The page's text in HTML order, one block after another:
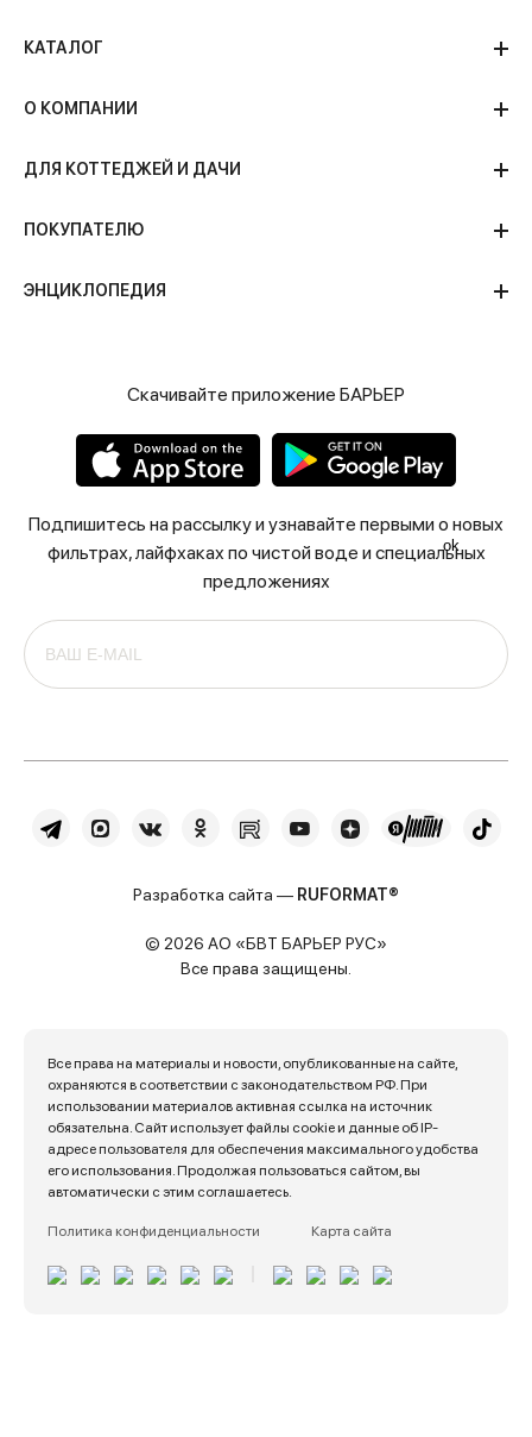
КАТАЛОГ
О КОМПАНИИ
ДЛЯ КОТТЕДЖЕЙ И ДАЧИ
ПОКУПАТЕЛЮ
ЭНЦИКЛОПЕДИЯ
Скачивайте приложение БАРЬЕР
Подпишитесь на рассылку и узнавайте первыми о новых
фильтрах, лайфхаках по чистой воде и специальных
предложениях
ok
Разработка сайта — RUFORMAT®
© 2026 АО «БВТ БАРЬЕР РУС»
Все права защищены.
Все права на материалы и новости, опубликованные на сайте,
охраняются в соответствии с законодательством РФ. При
использовании материалов активная ссылка на источник
обязательна. Сайт использует файлы cookie и данные об IP-
адресе пользователя для обеспечения максимального удобства
его использования. Продолжая пользоваться сайтом, вы
автоматически с этим соглашаетесь.
Политика конфиденциальности Карта сайта